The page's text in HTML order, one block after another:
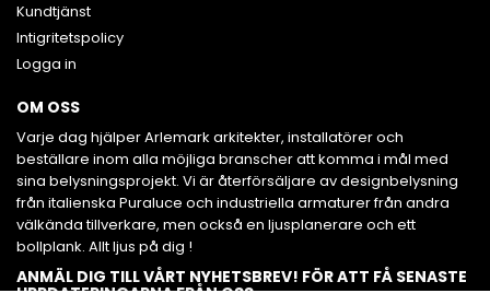
Kundtjänst
Intigritetspolicy
Logga in
OM OSS
Varje dag hjälper Arlemark arkitekter, installatörer och
beställare inom alla möjliga branscher att komma i mål med
sina belysningsprojekt. Vi är återförsäljare av designbelysning
från italienska Puraluce och industriella armaturer från andra
välkända tillverkare, men också en ljusplanerare och ett
bollplank. Allt ljus på dig !
ANMÄL DIG TILL VÅRT NYHETSBREV! FÖR ATT FÅ SENASTE
UPPDATERINGARNA FRÅN OSS.